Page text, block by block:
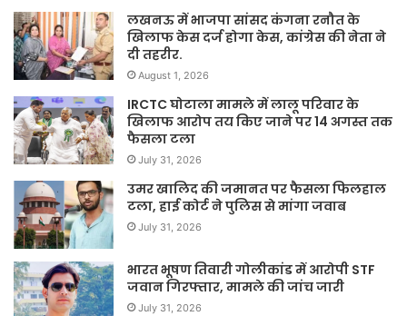
लखनऊ में भाजपा सांसद कंगना रनौत के
खिलाफ केस दर्ज होगा केस, कांग्रेस की नेता ने
दी तहरीर.
August 1, 2026
IRCTC घोटाला मामले में लालू परिवार के
खिलाफ आरोप तय किए जाने पर 14 अगस्त तक
फैसला टला
July 31, 2026
उमर खालिद की जमानत पर फैसला फिलहाल
टला, हाई कोर्ट ने पुलिस से मांगा जवाब
July 31, 2026
भारत भूषण तिवारी गोलीकांड में आरोपी STF
जवान गिरफ्तार, मामले की जांच जारी
July 31, 2026